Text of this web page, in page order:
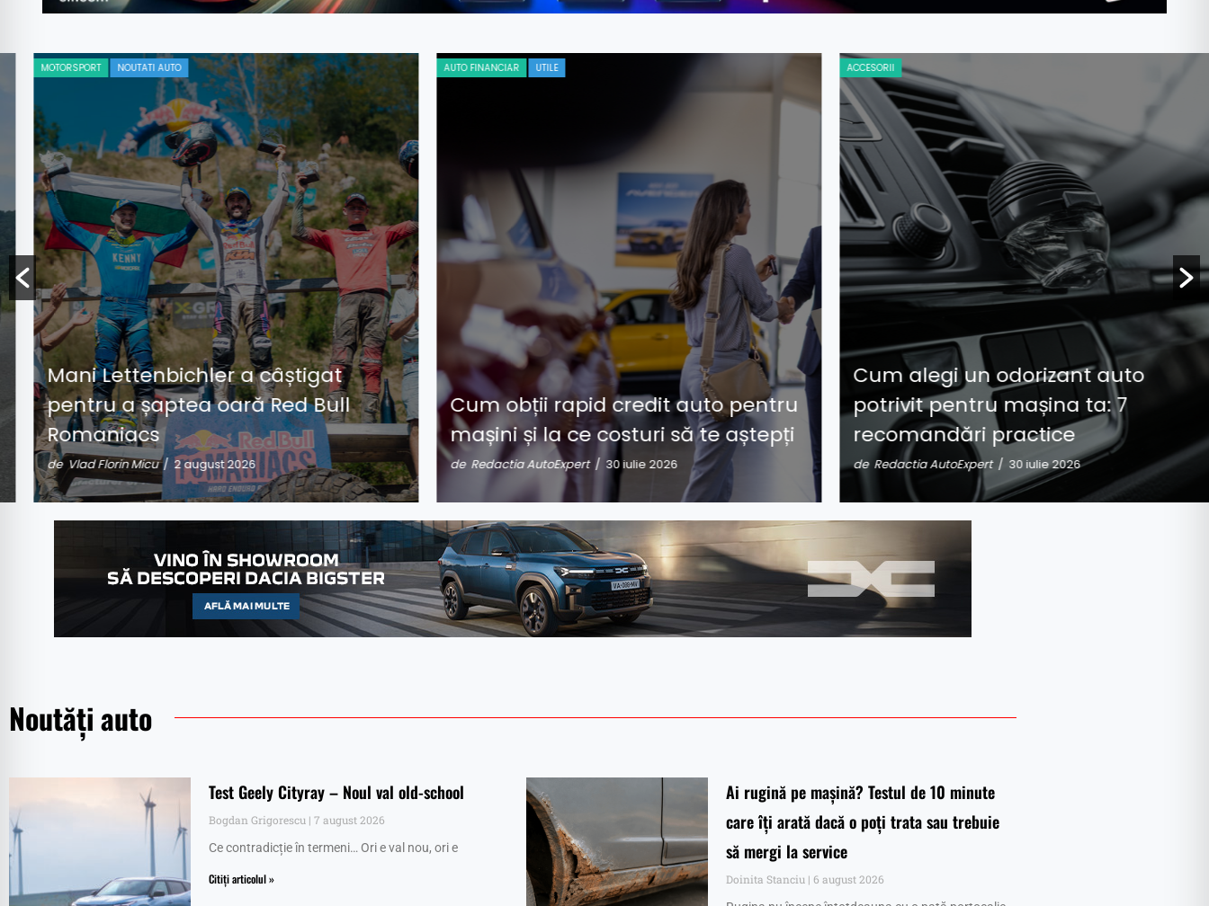
MOTORSPORT NOUTATI AUTO
Mani Lettenbichler a câștigat
pentru a șaptea oară Red Bull
Romaniacs
de Vlad Florin Micu/ 2 august 2026
AUTO FINANCIAR UTILE
Cum obții rapid credit auto pentru
mașini și la ce costuri să te aștepți
de Redactia AutoExpert/ 30 iulie 2026
ACCESORII
Cum alegi un odorizant auto
potrivit pentru mașina ta: 7
recomandări practice
de Redactia AutoExpert/ 30 iulie 2026
Noutăți auto
Test Geely Cityray – Noul val old-school
Bogdan Grigorescu 7 august 2026
Ce contradicție în termeni… Ori e val nou, ori e
Citiți articolul »
Ai rugină pe mașină? Testul de 10 minute
care îți arată dacă o poți trata sau trebuie
să mergi la service
Doinita Stanciu
6 august 2026